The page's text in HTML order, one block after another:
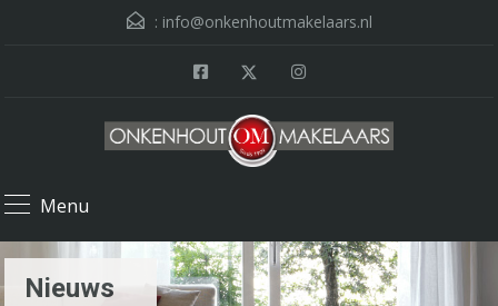
: info@onkenhoutmakelaars.nl
Menu
Nieuws